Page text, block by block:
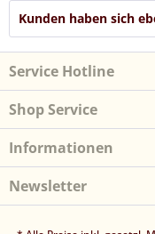
Kunden haben sich
Service Hotline
Shop Service
Informationen
Newsletter